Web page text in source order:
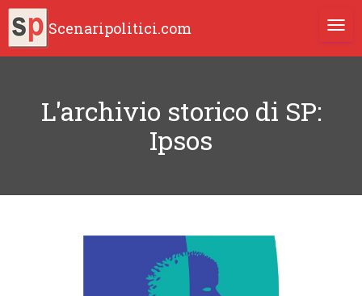
Scenaripolitici.com
L'archivio storico di SP:
Ipsos